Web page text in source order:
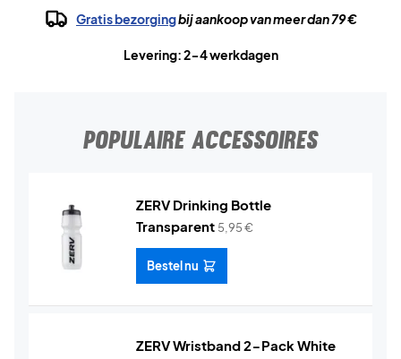
Gratis bezorgingbij aankoop van meer dan 79 €
Levering: 2-4 werkdagen
POPULAIRE ACCESSOIRES
ZERV Drinking Bottle
Transparent 5,95€
Bestel nu
ZERV Wristband 2-Pack White